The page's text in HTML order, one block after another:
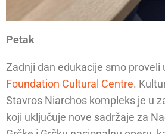
Petak
Zadnji dan edukacije smo proveli
Foundation Cultural Centre.
Stavros Niarchos kompleks je u
koji uključuje nove sadržaje za